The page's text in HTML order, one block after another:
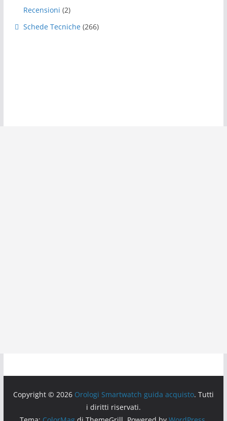
Recensioni (2)
Schede Tecniche (266)
Copyright © 2026 Orologi Smartwatch guida acquisto. Tutti
i diritti riservati.